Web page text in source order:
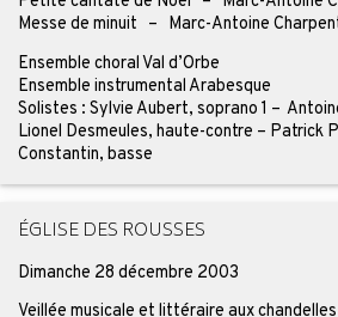
Messe de minuit – Marc-Antoine
Ensemble choral Val d’Orbe
Ensemble instrumental Arabesque
Solistes : Sylvie Aubert, soprano 1 –
Lionel Desmeules, haute-contre – Patrick
Constantin, basse
ÉGLISE DES ROUSSES
Dimanche 28 décembre 2003
Veillée musicale et littéraire aux chandelles